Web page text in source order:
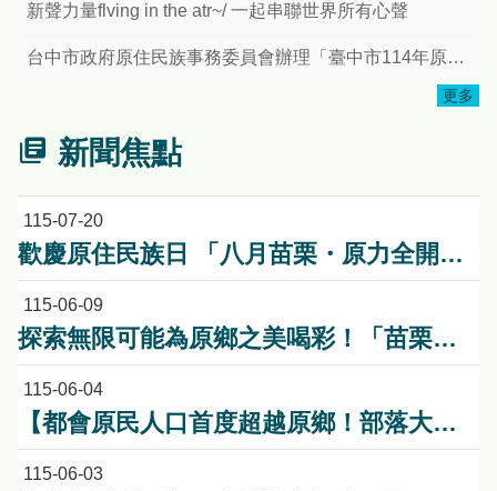
新聲力量flving in the atr~/ 一起串聯世界所有心聲
台中市政府原住民族事務委員會辦理「臺中市114年原住民族日—mapacun看見原視界影片徵選」活動，請踴躍報名參加!
更多
新聞焦點
115-07-20
歡慶原住民族日 「八月苗栗・原力全開！」 原民八月系列活動熱情登場 傳統競技、特展、手作一次體驗
115-06-09
探索無限可能為原鄉之美喝彩！「苗栗原鄉嘉年華～High Fun 苗栗 Chill 起來」活動前記者會暨苗栗原鄉競賽頒獎典禮!
115-06-04
【都會原民人口首度超越原鄉！部落大學啟動「雙軌教育」新模式】
115-06-03